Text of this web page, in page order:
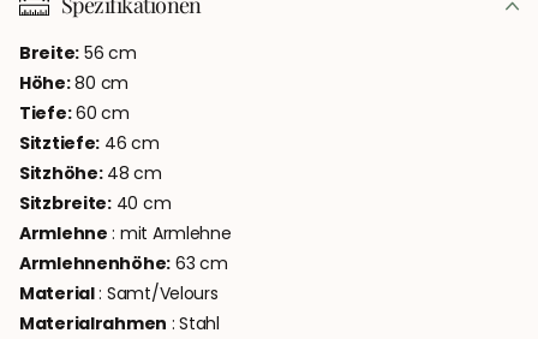
Breite: 56 cm
Höhe:80 cm
Tiefe:60cm
Sitztiefe: 46cm
Sitzhöhe: 48cm
Sitzbreite: 40 cm
Armlehne : mit Armlehne
Armlehnenhöhe: 63 cm
Material: Samt/Velours
Materialrahmen : Stahl